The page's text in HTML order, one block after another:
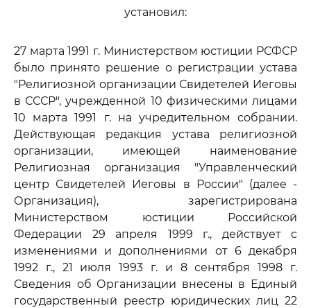
установил:
27 марта 1991 г. Министерством юстиции РСФСР
было принято решение о регистрации устава
"Религиозной организации Свидетелей Иеговы
в СССР", учрежденной 10 физическими лицами
10 марта 1991 г. на учредительном собрании.
Действующая редакция устава религиозной
организации, имеющей наименование
Религиозная организация "Управленческий
центр Свидетелей Иеговы в России" (далее -
Организация), зарегистрирована
Министерством юстиции Российской
Федерации 29 апреля 1999 г., действует с
изменениями и дополнениями от 6 декабря
1992 г., 21 июля 1993 г. и 8 сентября 1998 г.
Сведения об Организации внесены в Единый
государственный реестр юридических лиц 22